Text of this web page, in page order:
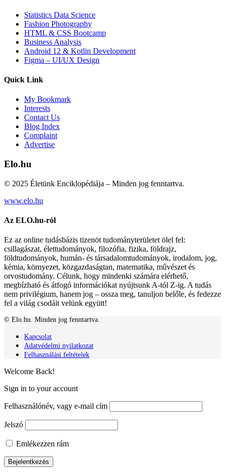
Statistics Data Science
Fashion Photography
HTML & CSS Bootcamp
Business Analysis
Android 12 & Kotlin Development
Figma – UI/UX Design
Quick Link
My Bookmark
Interests
Contact Us
Blog Index
Complaint
Advertise
Elo.hu
© 2025 Életünk Enciklopédiája – Minden jog fenntartva.
www.elo.hu
Az ELO.hu-ról
Ez az online tudásbázis tizenöt tudományterületet ölel fel:
csillagászat, élettudományok, filozófia, fizika, földrajz,
földtudományok, humán- és társadalomtudományok, irodalom, jog,
kémia, környezet, közgazdaságtan, matematika, művészet és
orvostudomány. Célunk, hogy mindenki számára elérhető,
megbízható és átfogó információkat nyújtsunk A-tól Z-ig. A tudás
nem privilégium, hanem jog – ossza meg, tanuljon belőle, és fedezze
fel a világ csodáit velünk együtt!
© Elo.hu. Minden jog fenntartva.
Kapcsolat
Adatvédelmi nyilatkozat
Felhasználási feltételek
Welcome Back!
Sign in to your account
Felhasználónév, vagy e-mail cím
Jelszó
Emlékezzen rám